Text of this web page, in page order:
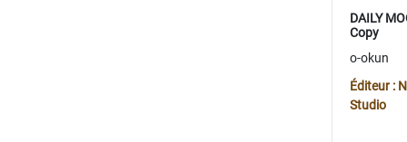
DAILY
Copy
o-okun
Éditeur :
Studio